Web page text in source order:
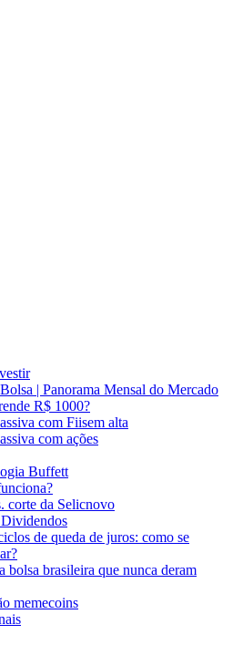
| Panorama Mensal do Mercado
R$ 1000?
com Fiisem alta
com ações
Buffett
corte da Selicnovo
de queda de juros: como se
bolsa brasileira que nunca deram
memecoins